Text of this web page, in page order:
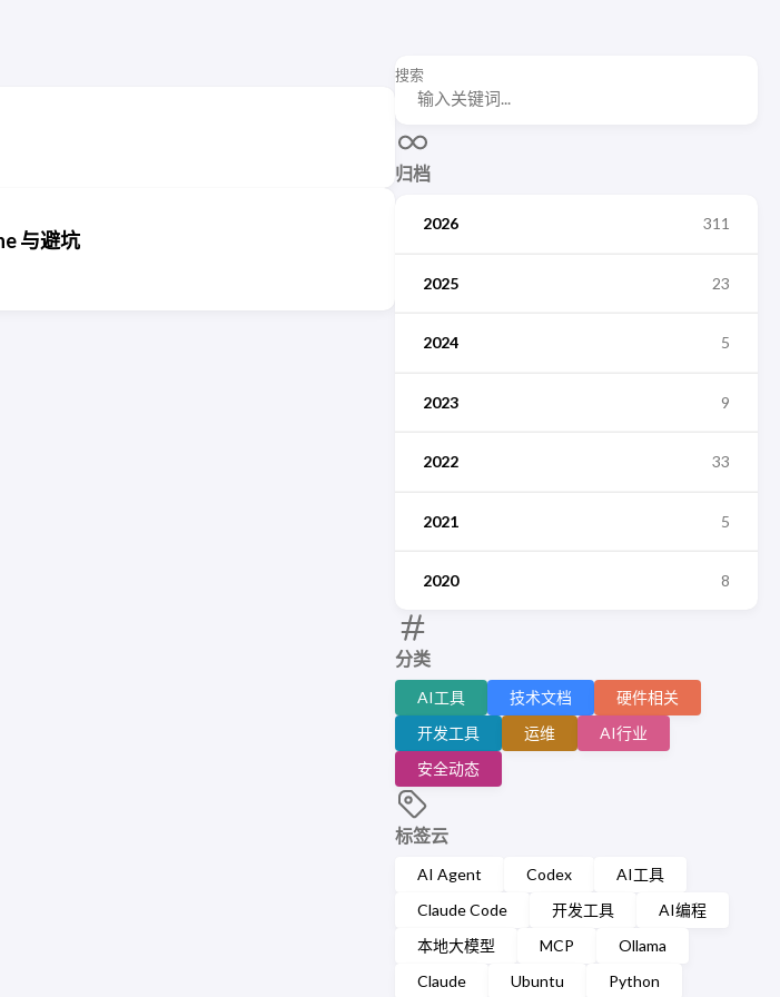
搜索
归档
2026 311
2025 23
2024 5
2023 9
2022 33
2021 5
2020 8
分类
AI工具 技术文档
硬件相关
开发工具
运维
AI行业
安全动态
标签云
AI Agent Codex
AI工具
Claude Code
开发工具
AI编程
本地大模型
MCP
Ollama
Claude
Ubuntu Python
与避坑